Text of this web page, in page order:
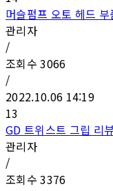
머슬펌프 오토 헤드
관리자
/
조회수3066
/
2022.10.06 14:19
13
GD 트위스트 그립 리
관리자
/
조회수3376